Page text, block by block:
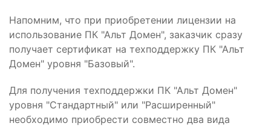
Напомним, что при приобретении лицензии на
использование ПК "Альт Домен", заказчик сразу
получает сертификат на техподдержку ПК "Альт
Домен" уровня "Базовый".
Для получения техподдержки ПК "Альт Домен"
уровня "Стандартный" или "Расширенный"
необходимо приобрести совместно два вида